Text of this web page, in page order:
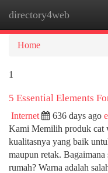
directory4web
Home
1
5 Essential Elements
Internet 636 days ago
Kami Memilih produk cat
kualitasnya yang baik
maupun retak.
rumah? Warna adalah